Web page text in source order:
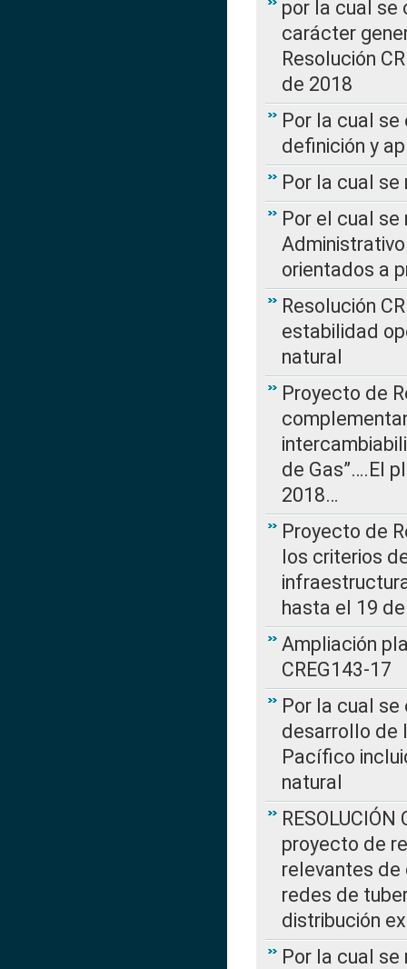
por la cual se
carácter
Resolución
de 2018
Por la cual
definición y
Por la cual
Por el cual
orientados a
Resolución
estabilidad
natural
Proyecto de
de Gas”….El
2018…
Proyecto de
los criterios
hasta el 19
Ampliación
CREG143-17
Por la cual
desarrollo de
Pacífico
natural
proyecto de
relevantes de
redes de
distribución
Por la cual se